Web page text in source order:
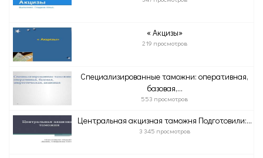
« Акцизы»
219 просмотров
Специализированные таможни: оперативная,
базовая,...
553 просмотров
Центральная акцизная таможня Подготовили:...
3 345 просмотров